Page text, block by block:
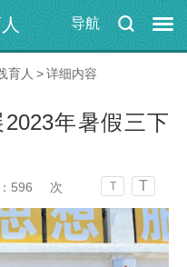
导航
育人 >详细内容
年暑假三下
596 次 T T